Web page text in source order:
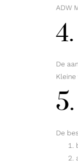
ADW
De
De